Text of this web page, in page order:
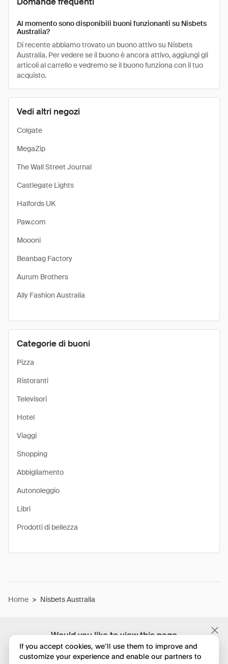
Would you like to view this page
in English?
Vedi altri negozi
Colgate
MegaZip
The Wall Street Journal
Castlegate Lights
Halfords UK
Paw.com
Moooni
Beanbag Factory
Aurum Brothers
Ally Fashion Australia
Categorie di buoni
Pizza
Ristoranti
Televisori
Hotel
Viaggi
Shopping
Abbigliamento
Autonoleggio
Libri
Prodotti di bellezza
Al momento sono disponibili buoni funzionanti su Nisbets
Australia?
Di recente abbiamo trovato un buono attivo su Nisbets
Australia. Per vedere se il buono è ancora attivo, aggiungi gli
articoli al carrello e vedremo se il buono funziona con il tuo
acquisto.
Home > Nisbets Australia
If you accept cookies, we’ll use them to improve and
customize your experience and enable our partners to